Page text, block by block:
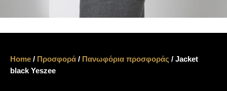
Home / Προσφορά / Πανωφόρια προσφοράς / Jacket
black Yeszee